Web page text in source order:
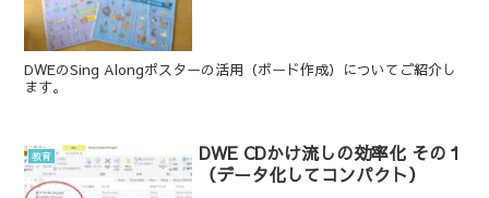
DWEのSing Alongポスターの活用（ボード作成）についてご紹介し
ます。
教育
DWE CDかけ流しの効率化 その１
（データ化してコンパクト）